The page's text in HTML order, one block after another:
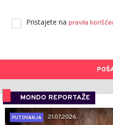
Pristajete na pravila
MONDO REPORTAŽE
PUTOVANJA
21.07.2026.